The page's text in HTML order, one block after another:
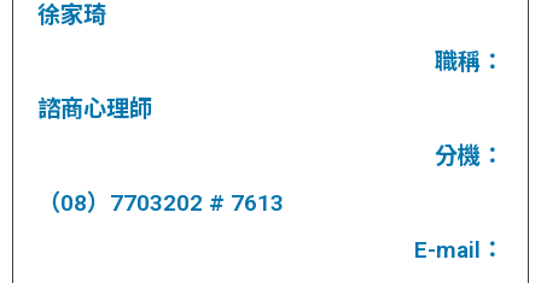
徐家琦
職稱：
諮商心理師
分機：
（08）7703202 # 7613
E-mail：